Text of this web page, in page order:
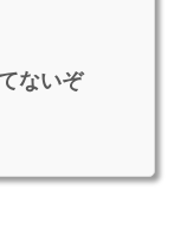
ないぞ